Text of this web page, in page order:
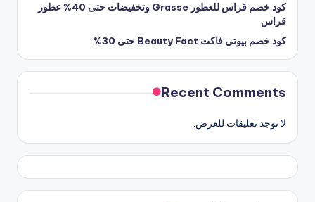
كود خصم قراس للعطور Grasse وتخفيضات حتى 40% عطور
قراس
كود خصم بيوتي فاكت Beauty Fact حتى 30%
Recent Comments
لا توجد تعليقات للعرض.